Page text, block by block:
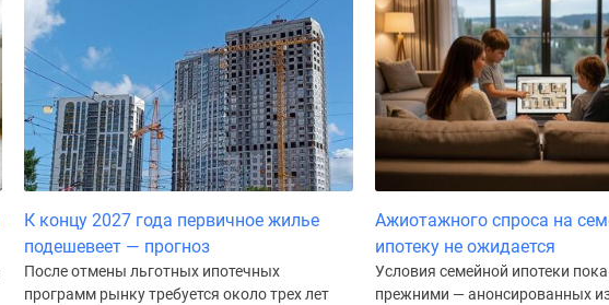
К концу 2027 года первичное жилье
подешевеет — прогноз
После отмены льготных ипотечных
программ рынку требуется около трех лет
Ажиотажного спроса на
ипотеку не ожидается
Условия семейной ипотеки
прежними — анонсированных